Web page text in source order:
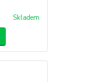
Skladem